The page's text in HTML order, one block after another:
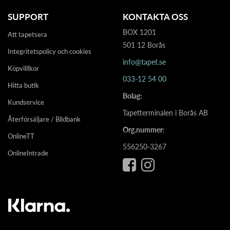
SUPPORT
Att tapetsera
Integritetspolicy och cookies
Köpvilllkor
Hitta butik
Kundservice
Återförsäljare / Bildbank
OnlineTT
OnlineIntrade
KONTAKTA OSS
BOX 1201
501 12 Borås
info@tapet.se
033-12 54 00
Bolag:
Tapetterminalen i Borås AB
Org.nummer:
556250-3267